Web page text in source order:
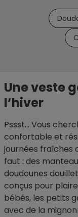
Une veste
l’hiver
Pssst... Vous
confortable et
journées fraîches
faut : des
doudounes
conçus pour
bébés, les petits
avec de la